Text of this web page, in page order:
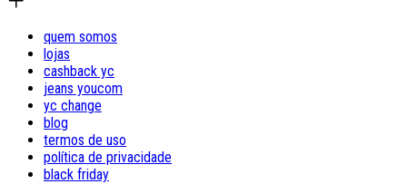
quem somos
lojas
cashback yc
jeans youcom
yc change
blog
termos de uso
política de privacidade
black friday